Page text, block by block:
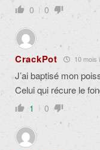
0 0
CrackPot 10 mois
J’ai baptisé mon
Celui qui récure le
1 0